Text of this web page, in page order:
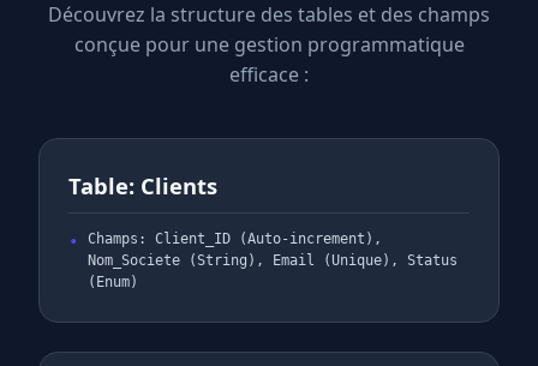
Découvrez la structure des tables et des champs
conçue pour une gestion programmatique
efficace :
Table: Clients
Champs: Client_ID (Auto-increment),
Nom_Societe (String), Email (Unique), Status
(Enum)